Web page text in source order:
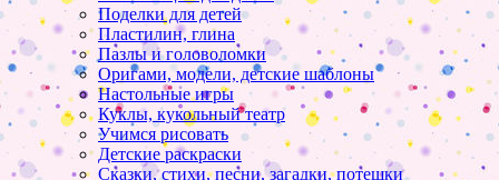
Поделки для детей
Пластилин, глина
Пазлы и головоломки
Оригами, модели, детские шаблоны
Настольные игры
Куклы, кукольный театр
Учимся рисовать
Детские раскраски
Сказки, стихи, песни, загадки, потешки